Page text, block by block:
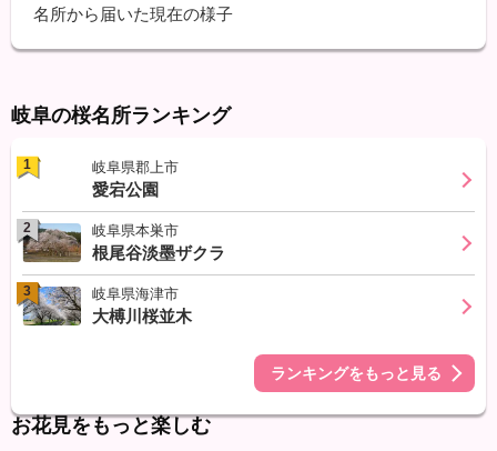
名所から届いた現在の様子
岐阜の桜名所ランキング
1 岐阜県郡上市
愛宕公園
2 岐阜県本巣市
根尾谷淡墨ザクラ
3 岐阜県海津市
大榑川桜並木
ランキングをもっと見る
お花見をもっと楽しむ